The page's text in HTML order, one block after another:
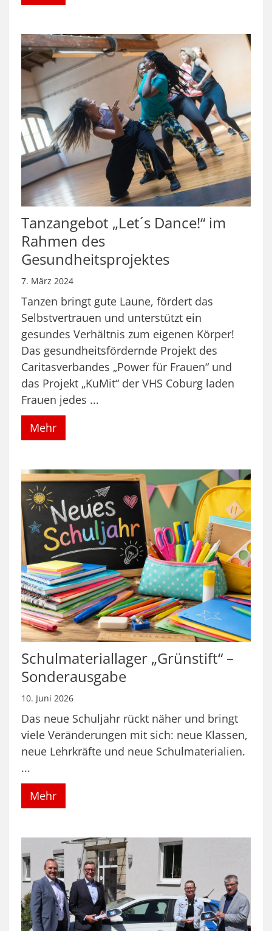
Tanzangebot „Let´s Dance!“ im
Rahmen des
Gesundheitsprojektes
7. März 2024
Tanzen bringt gute Laune, fördert das
Selbstvertrauen und unterstützt ein
gesundes Verhältnis zum eigenen Körper!
Das gesundheitsfördernde Projekt des
Caritasverbandes „Power für Frauen“ und
das Projekt „KuMit“ der VHS Coburg laden
Frauen jedes ...
Mehr
Schulmateriallager „Grünstift“ –
Sonderausgabe
10. Juni 2026
Das neue Schuljahr rückt näher und bringt
viele Veränderungen mit sich: neue Klassen,
neue Lehrkräfte und neue Schulmaterialien.
...
Mehr